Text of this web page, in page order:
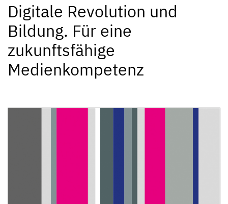
Digitale Revolution und
Bildung. Für eine
zukunftsfähige
Medienkompetenz